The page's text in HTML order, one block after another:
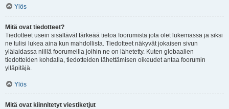
Ylös
Mitä ovat tiedotteet?
Tiedotteet usein sisältävät tärkeää tietoa foorumista jota olet lukemassa ja siksi
ne tulisi lukea aina kun mahdollista. Tiedotteet näkyvät jokaisen sivun
ylälaidassa niillä foorumeilla joihin ne on lähetetty. Kuten globaalien
tiedotteiden kohdalla, tiedotteiden lähettämisen oikeudet antaa foorumin
ylläpitäjä.
Ylös
Mitä ovat kiinnitetyt viestiketjut